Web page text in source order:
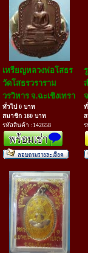
เหรียญหลวงพ่อโสธร
วัดโสธรวราราม
วรวิหาร จ.ฉะเชิงเทรา
ทั่วไป 0 บาท
สมาชิก 180 บาท
รหัสสินค้า :142658